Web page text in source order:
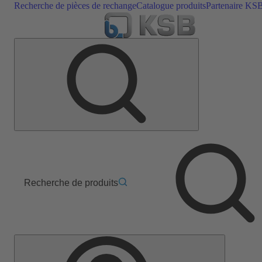
Recherche de pièces de rechangeCatalogue produitsPartenaire
Recherche de produits